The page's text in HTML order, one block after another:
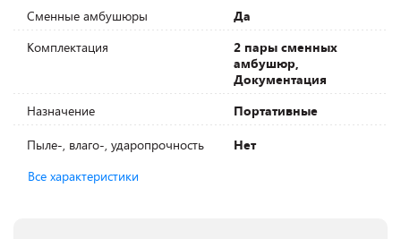
Сменные амбушюры
Да
Комплектация
2 пары сменных
амбушюр,
Документация
Назначение
Портативные
Пыле-, влаго-, ударопрочность
Нет
Все характеристики